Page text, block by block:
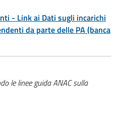
- Link ai Dati sugli incarichi
da parte delle PA (banca
le linee guida ANAC sulla